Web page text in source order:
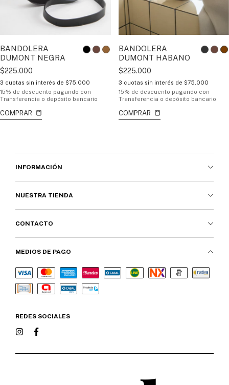
BANDOLERA
DUMONT NEGRA
$225.000
3 cuotas sin interés de $75.000
15% de descuento pagando con
Transferencia o depósito bancario
COMPRAR
BANDOLERA
DUMONT HABANO
$225.000
3 cuotas sin interés de $75.000
15% de descuento pagando con
Transferencia o depósito bancario
COMPRAR
INFORMACIÓN
NUESTRA TIENDA
CONTACTO
MEDIOS DE PAGO
REDES SOCIALES